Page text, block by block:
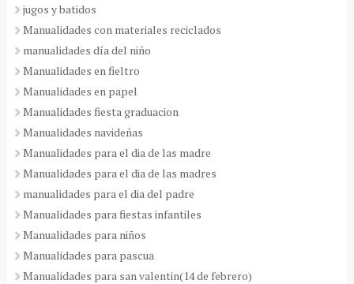
jugos y batidos
Manualidades con materiales reciclados
manualidades día del niño
Manualidades en fieltro
Manualidades en papel
Manualidades fiesta graduacion
Manualidades navideñas
Manualidades para el dia de las madre
Manualidades para el dia de las madres
manualidades para el dia del padre
Manualidades para fiestas infantiles
Manualidades para niños
Manualidades para pascua
Manualidades para san valentin(14 de febrero)